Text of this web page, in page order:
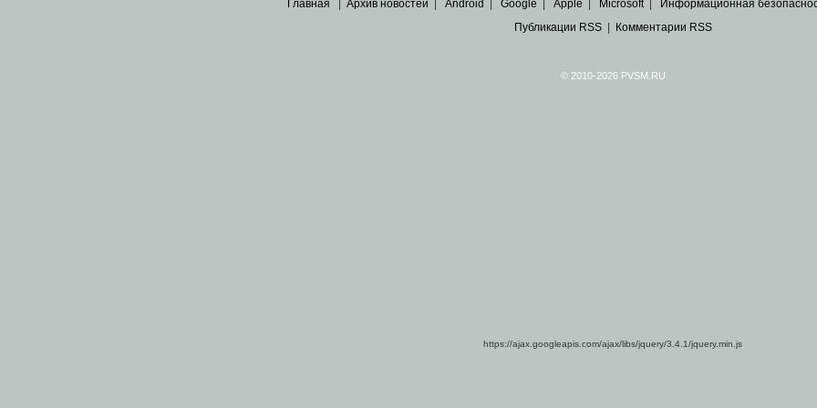
Главная Архив новостей Android Google Apple Microsoft| Информационная
Публикации RSS| Комментарии RSS
© 2010-2026 PVSM.RU
https://ajax.googleapis.com/ajax/libs/jquery/3.4.1/jquery.min.js